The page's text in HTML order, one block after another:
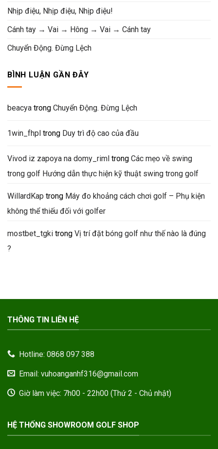
Nhịp điệu, Nhịp điệu, Nhịp điệu!
Cánh tay → Vai → Hông → Vai → Cánh tay
Chuyển Động. Đừng Lệch
BÌNH LUẬN GẦN ĐÂY
beacya trong Chuyển Động. Đừng Lệch
1win_fhpl trong Duy trì độ cao của đầu
Vivod iz zapoya na domy_riml trong Các mẹo về swing
trong golf Hướng dẫn thực hiện kỹ thuật swing trong golf
WillardKap trong Máy đo khoảng cách chơi golf – Phụ kiện
không thể thiếu đối với golfer
mostbet_tgki trong Vị trí đặt bóng golf như thế nào là đúng
?
THÔNG TIN LIÊN HỆ
Hotline: 0868 097 388
Email: vuhoanganhf316@gmail.com
Giờ làm việc: 7h00 - 22h00 (Thứ 2 - Chủ nhật)
HỆ THỐNG SHOWROOM GOLF SHOP